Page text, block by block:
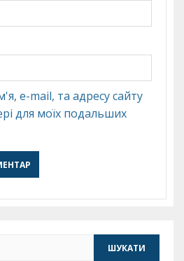
e-mail, та адресу сайту
для моїх подальших